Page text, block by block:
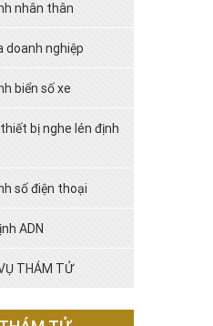
nhân thân
doanh nghiệp
biển số xe
bị nghe lén định
số điện thoại
ADN
THÁM TỬ